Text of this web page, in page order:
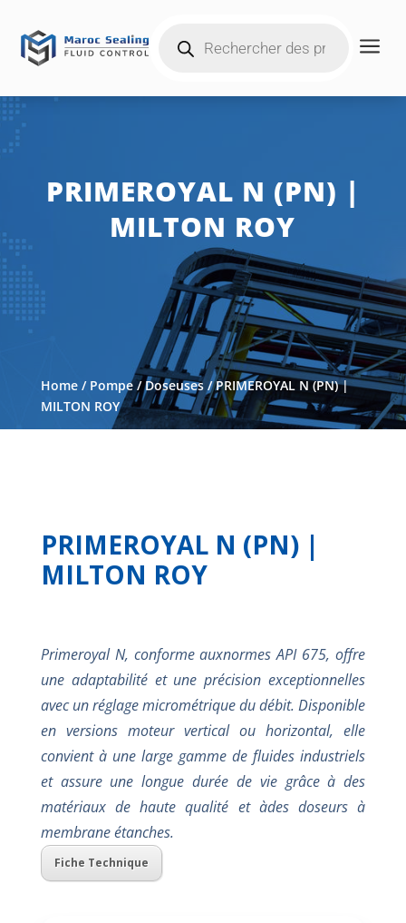
search a
PRIMEROYAL N (PN) |
MILTON ROY
Home/ Pompe/Doseuses/ PRIMEROYAL N (PN) |
MILTON ROY
PRIMEROYAL N (PN) |
MILTON ROY
Primeroyal N, conforme auxnormes API 675, offre
une adaptabilité et uneprécision exceptionnelles
avec un réglage micrométrique du débit.Disponible
en versions moteur vertical ou horizontal, elle
convient à une large gamme de fluides industriels
et assure une longue durée de vie grâceà des
matériaux de haute qualité et àdes doseurs à
membrane étanches.
Fiche Technique